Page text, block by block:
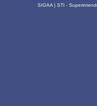
SIGAA | STI -